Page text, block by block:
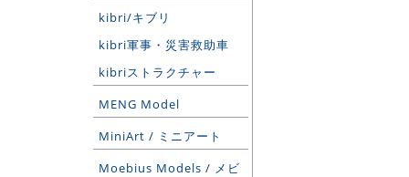
kibri/キブリ
kibri軍事・災害救助車
kibriストラクチャー
MENG Model
MiniArt / ミニアート
Moebius Models / メビ